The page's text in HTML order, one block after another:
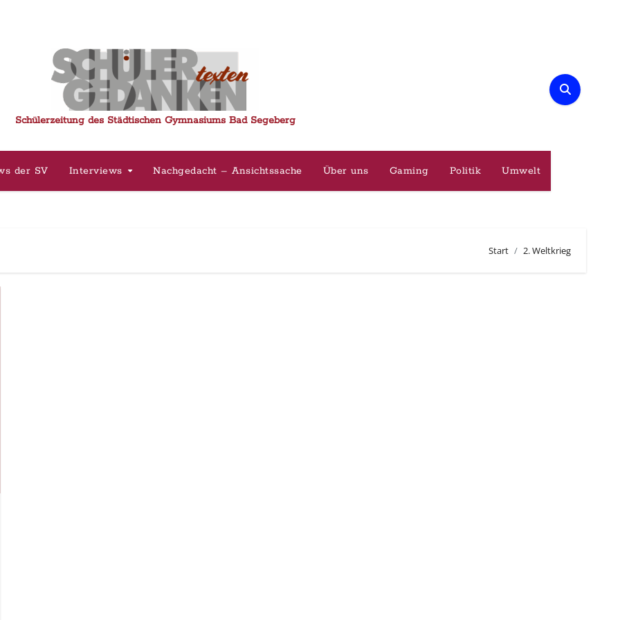
Schülerzeitung des Städtischen Gymnasiums Bad Segeberg
der SV Interviews Nachgedacht – Ansichtssache Über uns Gaming Politik Umwelt
Start 2. Weltkrieg